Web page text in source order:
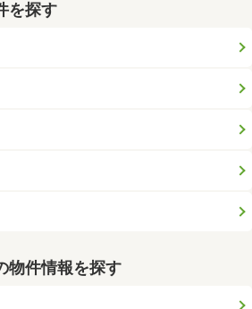
を探す
物件情報を探す